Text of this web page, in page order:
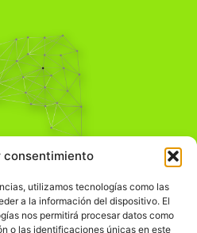
consentimiento
utilizamos tecnologías como las
a la información del dispositivo. El
nos permitirá procesar datos como
o las identificaciones únicas en este
Crítico
para transformarlo.